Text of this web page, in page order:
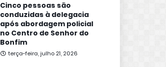
Cinco pessoas são
conduzidas à delegacia
após abordagem policial
no Centro de Senhor do
Bonfim
terça-feira, julho 21, 2026